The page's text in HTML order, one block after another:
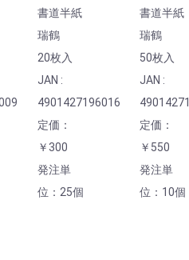
書道半紙
瑞鶴
20枚入
JAN :
4901427196016
定価：
￥300
発注単
位：25個
書道半紙
瑞鶴
50枚入
JAN :
定価：
￥550
発注単
位：10個